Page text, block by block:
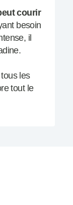
courir
besoin
il
les
tout le